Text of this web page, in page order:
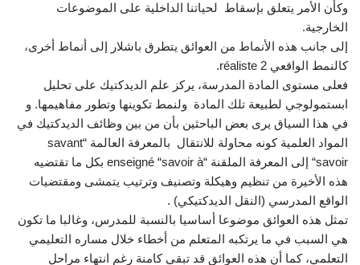
وكأن الأمر يتعلق بإسقاط لحياتنا الداخلية على الموضوعات
الخارجية.
إلى جانب هذه الأنماط من العوائق يتطرق باشلار إلى أنماط أخرى،
كالنمط الواقعي réaliste 2.
فعلى مستوى المادة المدرسة، يركز علم الديدكتيك على تحليل
ابستمولوجي لطبيعة تلك المادة ولنمط تكوينها وتطور مفاهيمها. و
في هذا السياق يرى بعض الباحثين بأن من بين وظائف الديدكتيك في
المواد العلمية كونه محاولة للانتقال بالمعرفة العالمة “savant
“savoir إلى المعرفة الملقنة “enseigné “savoir à بكل ما تقتضيه
هذه الأخيرة من تنظيم وهيكلة وتصنيف وترتيب يتمشى ومقتضيات
الواقع المدرسي (النقل الديدكتيكي) .
تمثل هذه العوائق موضوعا أساسيا بالنسبة للمدرس، وغالبا ما تكون
هي السبب في ما يرتكبه المتعلم من أخطاء خلال مساره التعليمي
التعلمي، كما أن هذه العوائق قد تبقى كامنة رغم انتهاء مراحل